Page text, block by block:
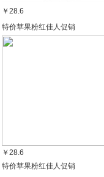
￥28.6
特价苹果粉红佳人促销
￥28.6
特价苹果粉红佳人促销